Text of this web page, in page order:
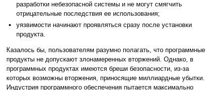
разработки небезопасной системы и не могут смягчить
отрицательные последствия ее использования;
уязвимости начинают проявляться сразу после установки
продукта.
Казалось бы, пользователям разумно полагать, что программные
продукты не допускают злонамеренных вторжений. Однако, в
программных продуктах имеются бреши безопасности, из-за
которых возможны вторжения, приносящие миллиардные убытки.
Индустрия программного обеспечения пытается максимально